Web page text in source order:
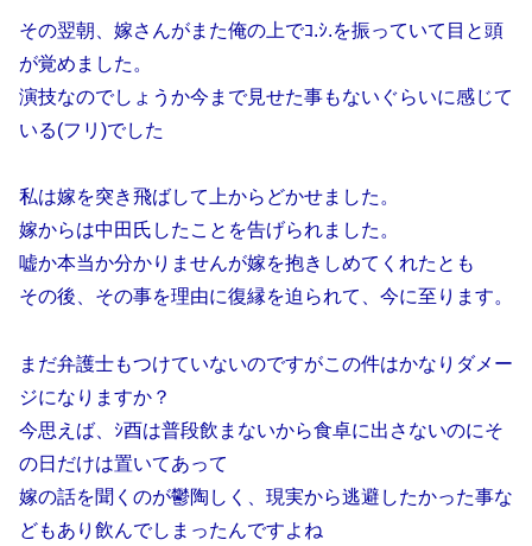
その翌朝、嫁さんがまた俺の上でｺ.ｼ.を振っていて目と頭
が覚めました。
演技なのでしょうか今まで見せた事もないぐらいに感じて
いる(フリ)でした
私は嫁を突き飛ばして上からどかせました。
嫁からは中田氏したことを告げられました。
嘘か本当か分かりませんが嫁を抱きしめてくれたとも
その後、その事を理由に復縁を迫られて、今に至ります。
まだ弁護士もつけていないのですがこの件はかなりダメー
ジになりますか？
今思えば、ｼ酉は普段飲まないから食卓に出さないのにそ
の日だけは置いてあって
嫁の話を聞くのが鬱陶しく、現実から逃避したかった事な
どもあり飲んでしまったんですよね